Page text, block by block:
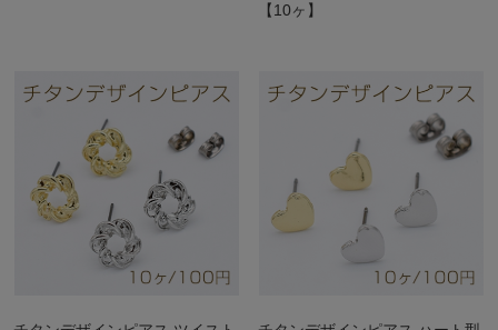
【10ヶ】